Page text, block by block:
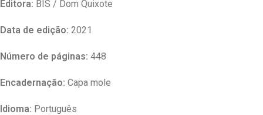
Editora: BIS / Dom Quixote
Data de edição: 2021
Número de páginas: 448
Encadernação: Capa mole
Idioma: Português